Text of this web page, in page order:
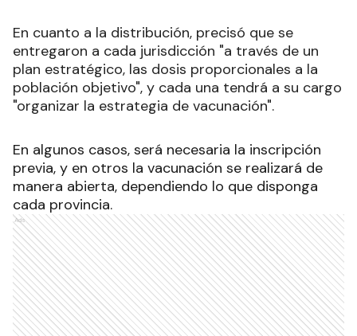
En cuanto a la distribución, precisó que se
entregaron a cada jurisdicción "a través de un
plan estratégico, las dosis proporcionales a la
población objetivo", y cada una tendrá a su cargo
"organizar la estrategia de vacunación".
En algunos casos, será necesaria la inscripción
previa, y en otros la vacunación se realizará de
manera abierta, dependiendo lo que disponga
cada provincia.
Ads